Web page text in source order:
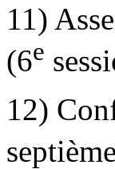
11)
(6e
12)